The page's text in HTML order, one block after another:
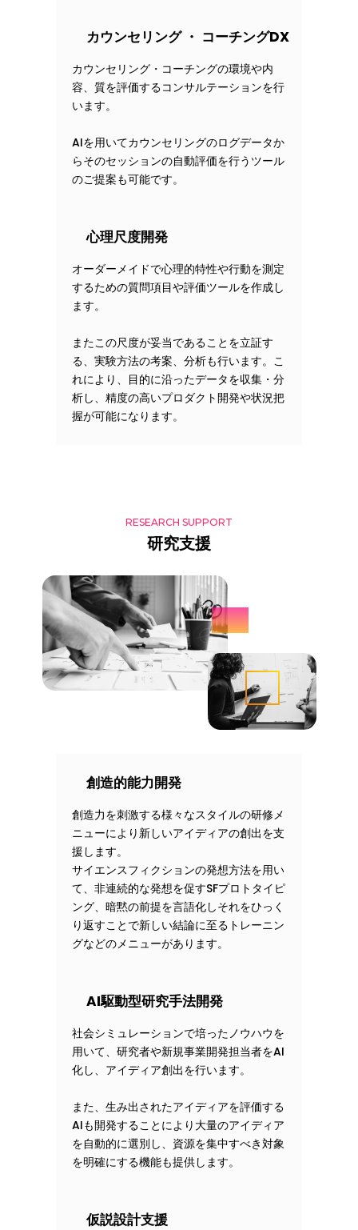
カウンセリング ・ コーチングDX
カウンセリング・コーチングの環境や内
容、質を評価するコンサルテーションを行
います。
AIを用いてカウンセリングのログデータか
らそのセッションの自動評価を行うツール
のご提案も可能です。
心理尺度開発
オーダーメイドで心理的特性や行動を測定
するための質問項目や評価ツールを作成し
ます。
またこの尺度が妥当であることを立証す
る、実験方法の考案、分析も行います。こ
れにより、目的に沿ったデータを収集・分
析し、精度の高いプロダクト開発や状況把
握が可能になります。
RESEARCH SUPPORT
研究支援
創造的能力開発
創造力を刺激する様々なスタイルの研修メ
ニューにより新しいアイディアの創出を支
援します。
サイエンスフィクションの発想方法を用い
て、非連続的な発想を促すSFプロトタイピ
ング、暗黙の前提を言語化しそれをひっく
り返すことで新しい結論に至るトレーニン
グなどのメニューがあります。
AI駆動型研究手法開発
社会シミュレーションで培ったノウハウを
用いて、研究者や新規事業開発担当者をAI
化し、アイディア創出を行います。
また、生み出されたアイディアを評価する
AIも開発することにより大量のアイディア
を自動的に選別し、資源を集中すべき対象
を明確にする機能も提供します。
仮説設計支援